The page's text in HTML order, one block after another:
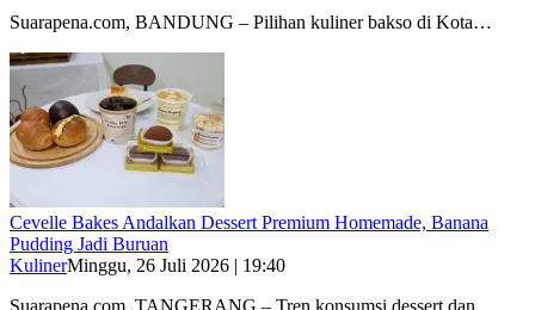
Suarapena.com, BANDUNG – Pilihan kuliner bakso di Kota…
Cevelle Bakes Andalkan Dessert Premium Homemade, Banana
Pudding Jadi Buruan
KulinerMinggu, 26 Juli 2026 | 19:40
Suarapena.com, TANGERANG – Tren konsumsi dessert dan